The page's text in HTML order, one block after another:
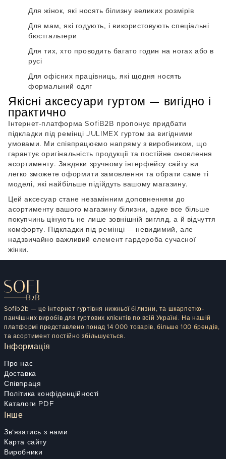
Для жінок, які носять білизну великих розмірів
Для мам, які годують, і використовують спеціальні
бюстгальтери
Для тих, хто проводить багато годин на ногах або в
русі
Для офісних працівниць, які щодня носять
формальний одяг
Якісні аксесуари гуртом — вигідно і
практично
Інтернет-платформа SofiB2B пропонує придбати
підкладки під ремінці JULIMEX гуртом за вигідними
умовами. Ми співпрацюємо напряму з виробником, що
гарантує оригінальність продукції та постійне оновлення
асортименту. Завдяки зручному інтерфейсу сайту ви
легко зможете оформити замовлення та обрати саме ті
моделі, які найбільше підійдуть вашому магазину.
Цей аксесуар стане незамінним доповненням до
асортименту вашого магазину білизни, адже все більше
покупчинь цінують не лише зовнішній вигляд, а й відчуття
комфорту. Підкладки під ремінці — невидимий, але
надзвичайно важливий елемент гардероба сучасної
жінки.
Sofib2b — це інтернет гуртівня нижньої білизни, та шкарпетко-
панчішних виробів для гуртових клієнтів по всій Україні. На нашій
платформі представлено понад 14 000 товарів, більше 100 брендів,
та асортимент постійно збільшується.
Інформація
Про нас
Доставка
Співпраця
Політика конфіденційності
Каталоги PDF
Інше
Зв'язатись з нами
Карта сайту
Виробники